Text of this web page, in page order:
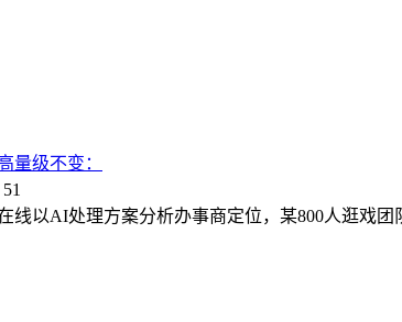
量级不变：
线以AI处理方案分析办事商定位，某800人逛戏